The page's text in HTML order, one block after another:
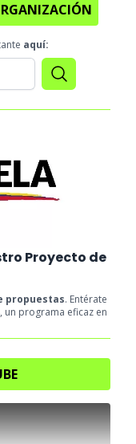
aquí:
Proyecto de
propuestas. Entérate
programa eficaz en